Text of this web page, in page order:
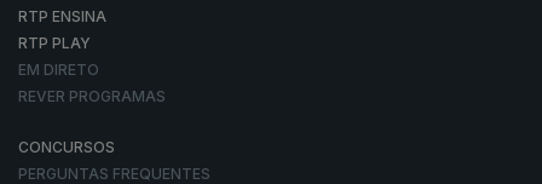
RTP ENSINA
RTP PLAY
EM DIRETO
REVER PROGRAMAS
CONCURSOS
PERGUNTAS FREQUENTES